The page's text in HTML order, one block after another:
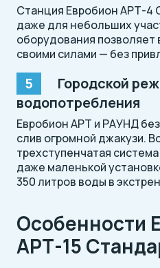
Станция Евробион АРТ-4
даже для небольших
оборудования
своими силами — без
Городской
водопотребления
Евробион АРТ и РАУНД
слив огромной джакузи.
трехступенчатая
даже маленькой
350 литров воды в
Особенности
АРТ-15